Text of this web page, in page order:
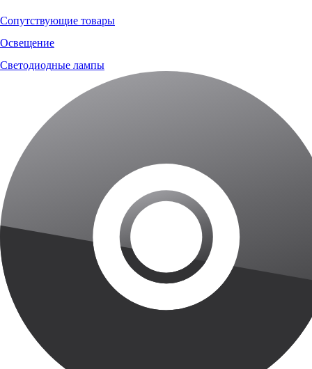
Сопутствующие товары
Освещение
Светодиодные лампы